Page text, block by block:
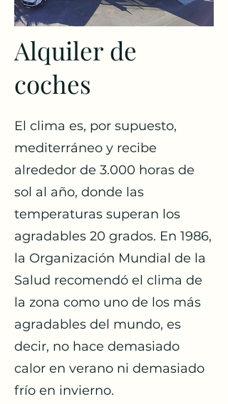
Alquiler de
coches
El clima es, por supuesto,
mediterráneo y recibe
alrededor de 3.000 horas de
sol al año, donde las
temperaturas superan los
agradables 20 grados. En 1986,
la Organización Mundial de la
Salud recomendó el clima de
la zona como uno de los más
agradables del mundo, es
decir, no hace demasiado
calor en verano ni demasiado
frío en invierno.